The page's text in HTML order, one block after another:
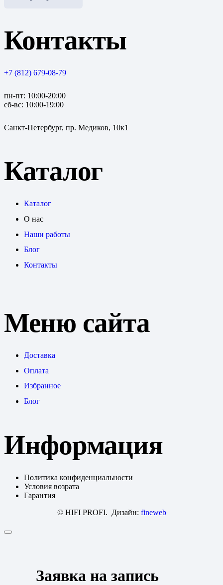
Контакты
+7 (812) 679-08-79
пн-пт: 10:00-20:00
сб-вс: 10:00-19:00
Санкт-Петербург, пр. Медиков, 10к1
Каталог
Каталог
О нас
Наши работы
Блог
Контакты
Меню сайта
Доставка
Оплата
Избранное
Блог
Информация
Политика конфиденциальности
Условия возрата
Гарантия
© HIFI PROFI. Дизайн: fineweb
Заявка на запись